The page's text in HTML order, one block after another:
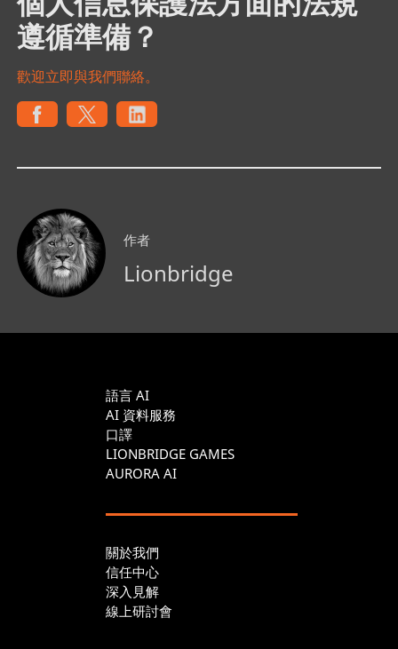
遵循準備？
歡迎立即與我們聯絡。
作者
Lionbridge
語言 AI
AI 資料服務
口譯
LIONBRIDGE GAMES
AURORA AI
關於我們
信任中心
深入見解
線上研討會